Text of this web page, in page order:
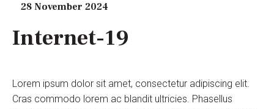
28 November 2024
Internet-19
Lorem ipsum dolor sit amet, consectetur adipiscing elit.
Cras commodo lorem ac blandit ultricies. Phasellus